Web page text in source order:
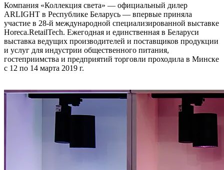
Компания «Коллекция света» — официальный дилер
ARLIGHT в Республике Беларусь — впервые приняла
участие в 28-й международной специализированной выставке
Horeca.RetailTech. Ежегодная и единственная в Беларуси
выставка ведущих производителей и поставщиков продукции
и услуг для индустрии общественного питания,
гостеприимства и предприятий торговли проходила в Минске
с 12 по 14 марта 2019 г.